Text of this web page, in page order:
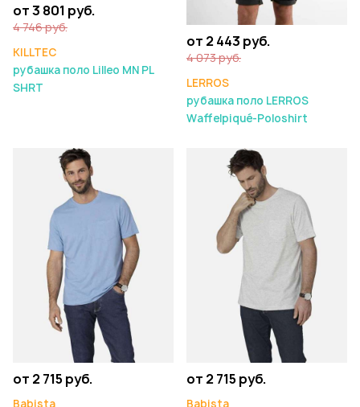
от 3 801 руб.
4 746 руб.
KILLTEC
рубашка поло Lilleo MN PL
SHRT
от 2 443 руб.
4 073 руб.
LERROS
рубашка поло LERROS
Waffelpiqué-Poloshirt
от 2 715 руб.
Babista
от 2 715 руб.
Babista